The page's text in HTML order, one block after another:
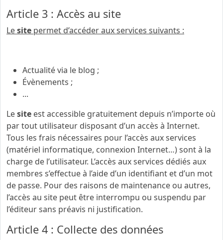
Article 3 : Accès au site
Lesite permet d’accéder aux services suivants :
Actualité via le blog ;
Évènements ;
...
Lesite est accessible gratuitement depuis n’importe où
par tout utilisateur disposant d’un accès à Internet.
Tous les frais nécessaires pour l’accès aux services
(matériel informatique, connexion Internet…) sont à la
charge de l’utilisateur. L’accès aux services dédiés aux
membres s’effectue à l’aide d’un identifiant et d’un mot
de passe. Pour des raisons de maintenance ou autres,
l’accès au site peut être interrompu ou suspendu par
l’éditeur sans préavis ni justification.
Article 4 : Collecte des données